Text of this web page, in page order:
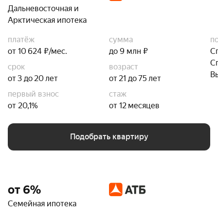
Дальневосточная и
Арктическая ипотека
платёж
от 10 624 ₽/мес.
сумма
до 9 млн ₽
срок
от 3 до 20 лет
возраст
от 21 до 75 лет
первый взнос
от 20,1%
стаж
от 12 месяцев
Подобрать квартиру
от 6%
Семейная ипотека